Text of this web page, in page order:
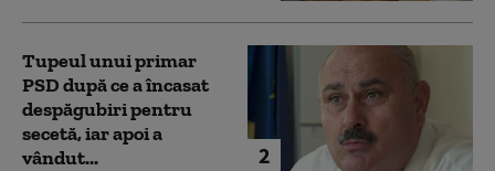
2
Tupeul unui primar
PSD după ce a încasat
despăgubiri pentru
secetă, iar apoi a
vândut...